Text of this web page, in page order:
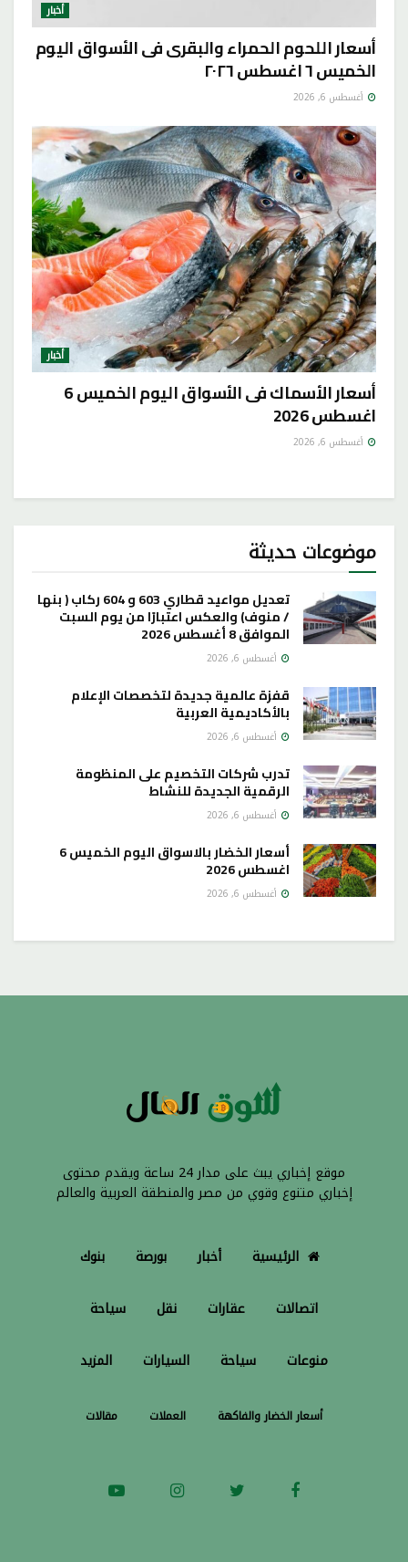
أخبار
أسعار اللحوم الحمراء والبقرى فى الأسواق اليوم
الخميس ٦ اغسطس ٢٠٢٦
أغسطس 6, 2026
أخبار
أسعار الأسماك فى الأسواق اليوم الخميس 6
اغسطس 2026
أغسطس 6, 2026
موضوعات حديثة
تعديل مواعيد قطاري 603 و 604 ركاب ( بنها
/ منوف) والعكس اعتبارًا من يوم السبت
الموافق 8 أغسطس 2026
أغسطس 6, 2026
قفزة عالمية جديدة لتخصصات الإعلام
بالأكاديمية العربية
أغسطس 6, 2026
تدرب شركات التخصيم على المنظومة
الرقمية الجديدة للنشاط
أغسطس 6, 2026
أسعار الخضار بالاسواق اليوم الخميس 6
اغسطس 2026
أغسطس 6, 2026
موقع إخباري يبث على مدار 24 ساعة ويقدم محتوى
إخباري متنوع وقوي من مصر والمنطقة العربية والعالم
الرئيسية أخبار بورصة بنوك
اتصالات عقارات نقل سياحة
منوعات سياحة السيارات المزيد
أسعار الخضار والفاكهة العملات مقالات